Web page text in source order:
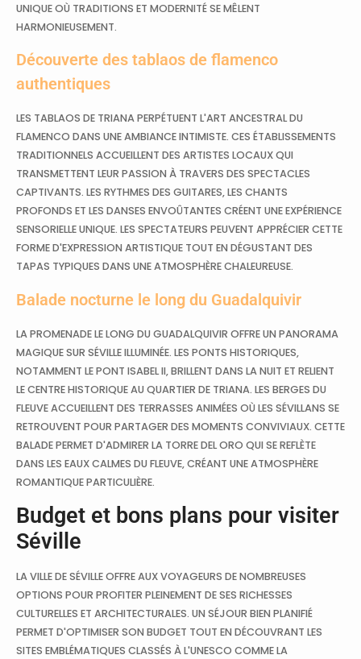
UNIQUE OÙ TRADITIONS ET MODERNITÉ SE MÊLENT
HARMONIEUSEMENT.
Découverte des tablaos de flamenco
authentiques
LES TABLAOS DE TRIANA PERPÉTUENT L'ART ANCESTRAL DU
FLAMENCO DANS UNE AMBIANCE INTIMISTE. CES ÉTABLISSEMENTS
TRADITIONNELS ACCUEILLENT DES ARTISTES LOCAUX QUI
TRANSMETTENT LEUR PASSION À TRAVERS DES SPECTACLES
CAPTIVANTS. LES RYTHMES DES GUITARES, LES CHANTS
PROFONDS ET LES DANSES ENVOÛTANTES CRÉENT UNE EXPÉRIENCE
SENSORIELLE UNIQUE. LES SPECTATEURS PEUVENT APPRÉCIER CETTE
FORME D'EXPRESSION ARTISTIQUE TOUT EN DÉGUSTANT DES
TAPAS TYPIQUES DANS UNE ATMOSPHÈRE CHALEUREUSE.
Balade nocturne le long du Guadalquivir
LA PROMENADE LE LONG DU GUADALQUIVIR OFFRE UN PANORAMA
MAGIQUE SUR SÉVILLE ILLUMINÉE. LES PONTS HISTORIQUES,
NOTAMMENT LE PONT ISABEL II, BRILLENT DANS LA NUIT ET RELIENT
LE CENTRE HISTORIQUE AU QUARTIER DE TRIANA. LES BERGES DU
FLEUVE ACCUEILLENT DES TERRASSES ANIMÉES OÙ LES SÉVILLANS SE
RETROUVENT POUR PARTAGER DES MOMENTS CONVIVIAUX. CETTE
BALADE PERMET D'ADMIRER LA TORRE DEL ORO QUI SE REFLÈTE
DANS LES EAUX CALMES DU FLEUVE, CRÉANT UNE ATMOSPHÈRE
ROMANTIQUE PARTICULIÈRE.
Budget et bons plans pour visiter
Séville
LA VILLE DE SÉVILLE OFFRE AUX VOYAGEURS DE NOMBREUSES
OPTIONS POUR PROFITER PLEINEMENT DE SES RICHESSES
CULTURELLES ET ARCHITECTURALES. UN SÉJOUR BIEN PLANIFIÉ
PERMET D'OPTIMISER SON BUDGET TOUT EN DÉCOUVRANT LES
SITES EMBLÉMATIQUES CLASSÉS À L'UNESCO COMME LA